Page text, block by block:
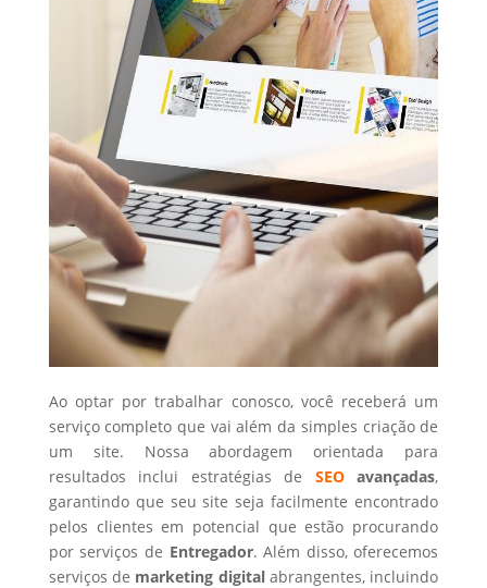
Ao optar por trabalhar conosco, você receberá um
serviço completo que vai além da simples criação de
um site. Nossa abordagem orientada para
resultados inclui estratégias de SEOavançadas,
garantindo que seu site seja facilmente encontrado
pelos clientes em potencial que estão procurando
por serviços de Entregador. Além disso, oferecemos
serviços de marketing digital abrangentes, incluindo